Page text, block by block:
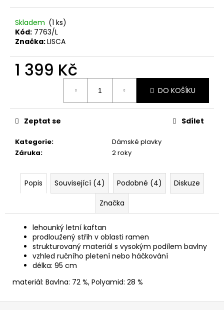
Skladem (1 ks)
Kód: 7763/L
Značka:LISCA
1 399 Kč
DO KOŠÍKU
Kategorie:
Dámské plavky
Záruka: 2 roky
Zeptat se Sdílet
Popis Související (4) Podobné (4)
Diskuze
Značka
lehounký letní kaftan
prodloužený střih v oblasti ramen
strukturovaný materiál s vysokým podílem bavlny
vzhled ručního pletení nebo háčkování
délka: 95 cm
materiál: Bavlna: 72 %, Polyamid: 28 %
e